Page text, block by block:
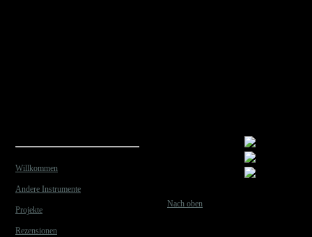
Willkommen
Andere Instrumente
Projekte
Rezensionen
Nach oben